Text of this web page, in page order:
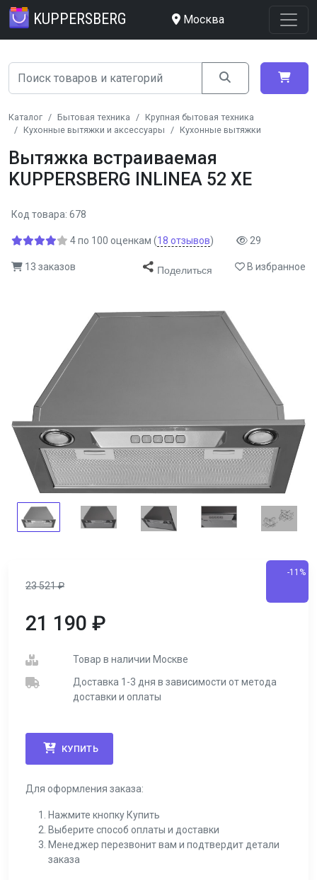
KUPPERSBERG Москва
Каталог Бытовая техника
Крупная бытовая техника
Кухонные вытяжки и аксессуары
Кухонные вытяжки
Вытяжка встраиваемая
KUPPERSBERG INLINEA 52 XE
Код товара: 678
4по 100 оценкам (18 отзывов) 29
13 заказов Поделиться В избранное
23 521₽
-11%
21 190 ₽
Товар в наличии Москве
Доставка 1-3 дня в зависимости от метода
доставки и оплаты
КУПИТЬ
Для оформления заказа:
Нажмите кнопку Купить
Выберите способ оплаты и доставки
Менеджер перезвонит вам и подтвердит детали
заказа